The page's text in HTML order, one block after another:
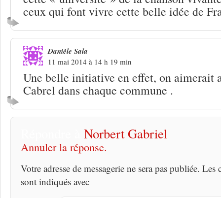
ceux qui font vivre cette belle idée de
Danièle Sala
11 mai 2014 à 14 h 19 min
Une belle initiative en effet, on aimerait
Cabrel dans chaque commune .
Norbert Gabriel
Annuler la réponse.
Votre adresse de messagerie ne sera pas publiée.
sont indiqués avec